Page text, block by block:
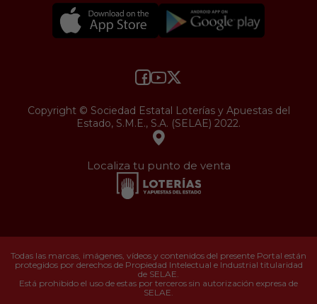
Copyright © Sociedad Estatal Loterías y Apuestas del
Estado, S.M.E., S.A. (SELAE) 2022.
Localiza tu punto de venta
Todas las marcas, imágenes, vídeos y contenidos del presente Portal están
protegidos por derechos de Propiedad Intelectual e Industrial titularidad
de SELAE.
Está prohibido el uso de estas por terceros sin autorización expresa de
SELAE.